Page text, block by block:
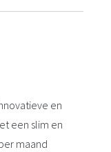
en
een slim en
maand